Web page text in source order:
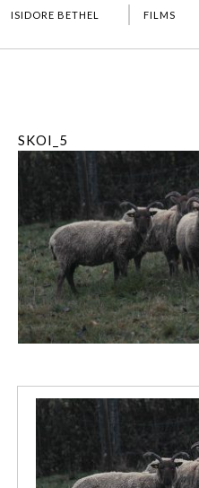
ISIDORE BETHEL FILMS
SKOI_5